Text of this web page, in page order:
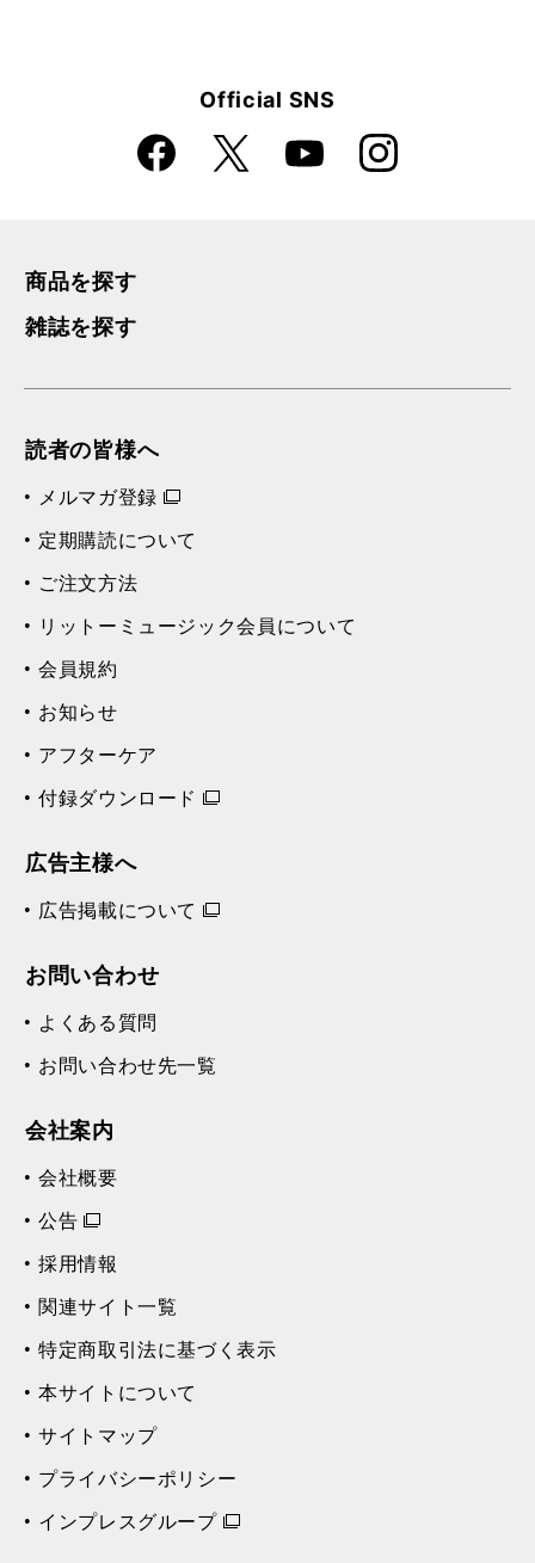
Official SNS
Faceboo
k
X YouTube Instagra
m
商品を探す
雑誌を探す
読者の皆様へ
メルマガ登録
定期購読について
ご注文方法
リットーミュージック会員について
会員規約
お知らせ
アフターケア
付録ダウンロード
広告主様へ
広告掲載について
お問い合わせ
よくある質問
お問い合わせ先一覧
会社案内
会社概要
公告
採用情報
関連サイト一覧
特定商取引法に基づく表示
本サイトについて
サイトマップ
プライバシーポリシー
インプレスグループ